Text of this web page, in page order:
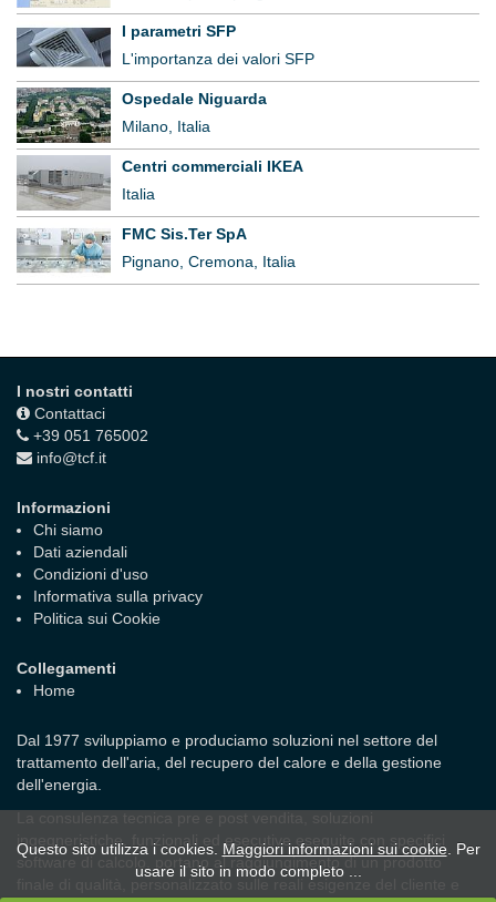
I parametri SFP
L'importanza dei valori SFP
Ospedale Niguarda
Milano, Italia
Centri commerciali IKEA
Italia
FMC Sis.Ter SpA
Pignano, Cremona, Italia
I nostri contatti
Contattaci
+39 051 765002
info@tcf.it
Informazioni
Chi siamo
Dati aziendali
Condizioni d'uso
Informativa sulla privacy
Politica sui Cookie
Collegamenti
Home
Dal 1977 sviluppiamo e produciamo soluzioni nel settore del
trattamento dell'aria, del recupero del calore e della gestione
dell'energia.
ingegneristiche, funzionali ed esecutive eseguite con specifici
software di calcolo, portano al raggiungimento di un prodotto
finale di qualità, personalizzato sulle reali esigenze del cliente e
Questo sito utilizza i cookies. Maggiori informazioni sui cookie. Per
usare il sito in modo completo ...